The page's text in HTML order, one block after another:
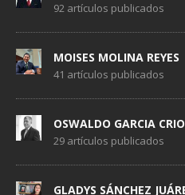
92 artículos publicados
MOISES MOLINA REYES
41 artículos publicados
OSWALDO GARCIA
29 artículos publicados
GLADYS SÁNCHEZ